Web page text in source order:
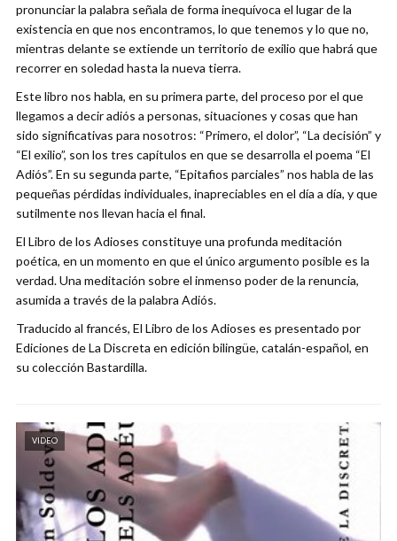
pronunciar la palabra señala de forma inequívoca el lugar de la
existencia en que nos encontramos, lo que tenemos y lo que no,
mientras delante se extiende un territorio de exilio que habrá que
recorrer en soledad hasta la nueva tierra.
Este libro nos habla, en su primera parte, del proceso por el que
llegamos a decir adiós a personas, situaciones y cosas que han
sido significativas para nosotros: “Primero, el dolor”, “La decisión” y
“El exilio”, son los tres capítulos en que se desarrolla el poema “El
Adiós”. En su segunda parte, “Epitafios parciales” nos habla de las
pequeñas pérdidas individuales, inapreciables en el día a día, y que
sutilmente nos llevan hacia el final.
El Libro de los Adioses constituye una profunda meditación
poética, en un momento en que el único argumento posible es la
verdad. Una meditación sobre el inmenso poder de la renuncia,
asumida a través de la palabra Adiós.
Traducido al francés, El Libro de los Adioses es presentado por
Ediciones de La Discreta en edición bilingüe, catalán-español, en
su colección Bastardilla.
VIDEO